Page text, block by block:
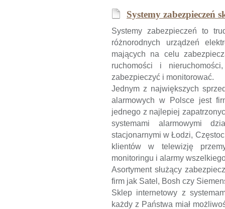
Systemy zabezpieczeń
Systemy zabezpieczeń to
różnorodnych urządzeń
mających na celu
ruchomości i
zabezpieczyć i monitorować.
Jednym z największych
alarmowych w Polsce jest
jednego z najlepiej
systemami alarmowymi
stacjonarnymi w Łodzi,
klientów w telewizję
monitoringu i alarmy
Asortyment służący
firm jak Satel, Bosh czy
Sklep internetowy z
każdy z Państwa miał